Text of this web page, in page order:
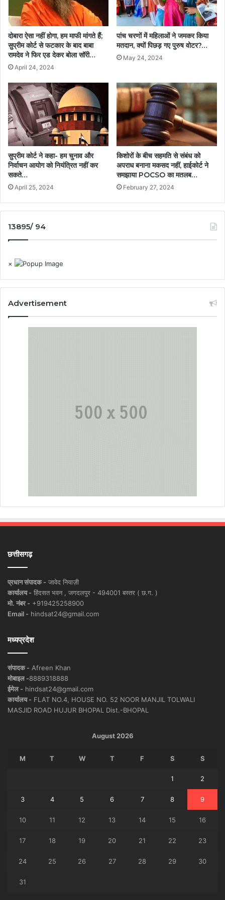
दोबारा ऐसा नहीं होगा, हम माफी मांगते हैं;
सुप्रीम कोर्ट से फटकार के बाद बाबा
रामदेव ने फिर एड देकर बोला सॉरी…
April 24, 2024
पांच चरणों में महिलाओं ने जमकर किया
मतदान, क्यों पिछड़ गए पुरुष वोटर?…
May 24, 2024
सुप्रीम कोर्ट ने कहा- हम चुनाव और
निर्वाचन आयोग को नियंत्रित नहीं कर
सकते…
April 25, 2024
किशोरों के बीच सहमति से संबंध को
अपराध बनाना मकसद नहीं, हाईकोर्ट ने
समझाया POCSO का मतलब…
February 27, 2024
13895/ 94
×
Advertisement
छत्तीसगढ़
प्रधान संपादक - जावेद नियाज़ी
कार्यालय - हिंदसत भवन , जगदलपुर - 494001 बस्तर ( छ.ग. )
मो. नंबर - +919425258900
Email - hindsat24@gmail.com
मध्यप्रदेश
संपादक - Afreen Khan
मोबाइल -8889318888
ईमेल - hindsat24@gmail.com
कार्यालय - FLAT NO.4, HOUSE NO. 52 NOOR MANJIL TOLWALI
MASJID ROAD HUJUR BHOPAL Dist.-BHOPAL
August 2026
M T W T F S S
1 2
3 4 5 6 7 8 9
10 11 12 13 14 15 16
17 18 19 20 21 22 23
24 25 26 27 28 29 30
31